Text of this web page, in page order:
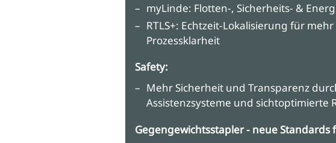
myLinde: Flotten-, Sicherheits- &
RTLS+: Echtzeit-Lokalisierung für
Prozessklarheit
Safety:
Mehr Sicherheit und Transparenz
Assistenzsysteme und sichtoptimierte
Gegengewichtsstapler - neue Standards